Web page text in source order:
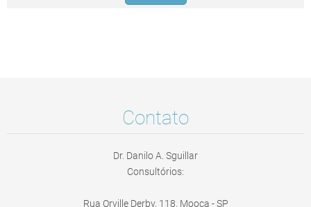
Contato
Dr. Danilo A. Sguillar
Consultórios:
Rua Orville Derby, 118, Mooca - SP